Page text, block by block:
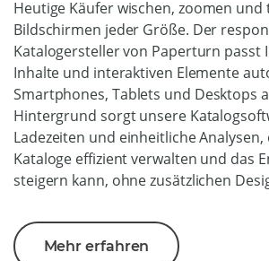
Heutige Käufer wischen, zoomen
Bildschirmen jeder Größe. Der
Katalogersteller von Paperturn passt
Inhalte und interaktiven Elemente
Smartphones, Tablets und Desktops
Hintergrund sorgt unsere
Ladezeiten und einheitliche
Kataloge effizient verwalten und das
steigern kann, ohne zusätzlichen
Mehr erfahren